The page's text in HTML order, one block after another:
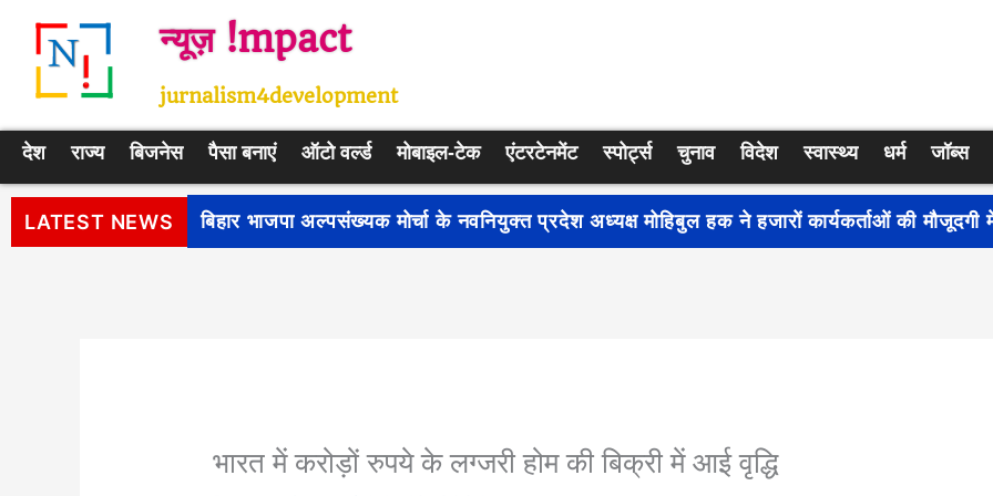
न्यूज़ !mpact
jurnalism4development
देश राज्य बिजनेस पैसा बनाएं ऑटो वर्ल्ड मोबाइल-टेक एंटरटेनमेंट स्पोर्ट्स चुनाव विदेश स्वास्थ्य धर्म जॉब्स
LATEST NEWS पीएम सूर्य घर: मुफ्त बिजली योजना के प्रति जागरूकता बढ़ाने के लिए देशभर में शुरू हुआ नुक्कड़ नाटक
भारत में करोड़ों रुपये के लग्जरी होम की बिक्री में आई वृद्धि